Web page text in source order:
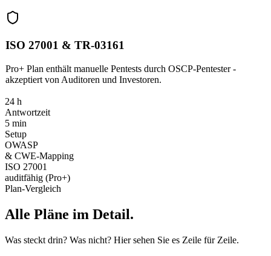
ISO 27001 & TR-03161
Pro+ Plan enthält manuelle Pentests durch OSCP-Pentester -
akzeptiert von Auditoren und Investoren.
24 h
Antwortzeit
5 min
Setup
OWASP
& CWE-Mapping
ISO 27001
auditfähig (Pro+)
Plan-Vergleich
Alle Pläne im Detail.
Was steckt drin? Was nicht? Hier sehen Sie es Zeile für Zeile.